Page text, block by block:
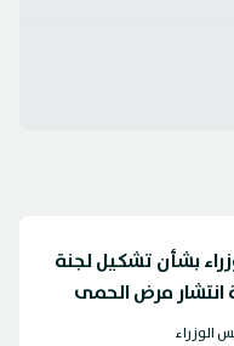
بشأن تشكيل لجنة
انتشار مرض الحمى
الوزراء